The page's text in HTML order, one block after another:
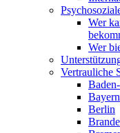
Wer
Wer
Vertrauliche
Bayern
Berlin